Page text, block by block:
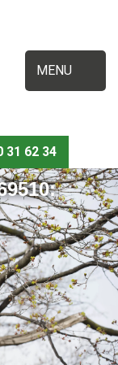
MENU
31 62 34